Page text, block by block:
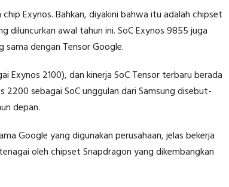
Exynos. Bahkan, diyakini bahwa itu adalah chipset
diluncurkan awal tahun ini. SoC Exynos 9855 juga
sama dengan Tensor Google.
Exynos 2100), dan kinerja SoC Tensor terbaru berada
sebagai SoC unggulan dari Samsung disebut-
depan.
Google yang digunakan perusahaan, jelas bekerja
oleh chipset Snapdragon yang dikembangkan